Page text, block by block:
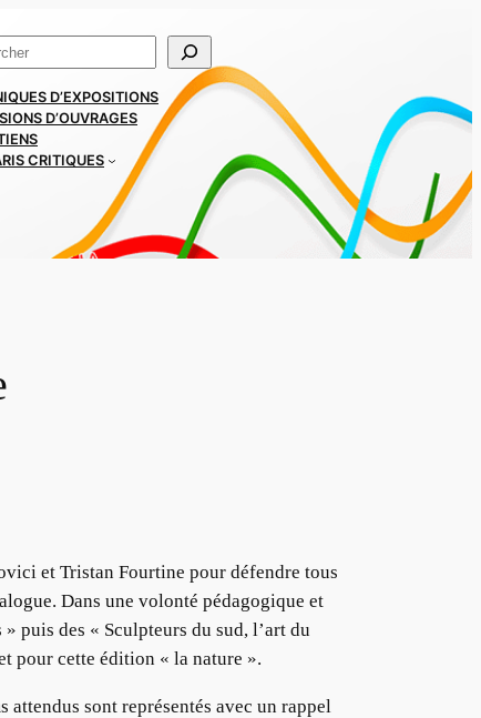
D’EXPOSITIONS
D’OUVRAGES
CRITIQUES
et Tristan Fourtine pour défendre tous
Dans une volonté pédagogique et
puis des « Sculpteurs du sud, l’art du
pour cette édition « la nature ».
sont représentés avec un rappel